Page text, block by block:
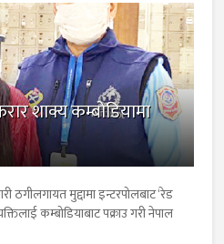
शाक्य कम्बोडियामा
ठगीलगायत मुद्दामा इन्टरपोलबाट ‘रेड
कम्बोडियाबाट पक्राउ गरी नेपाल